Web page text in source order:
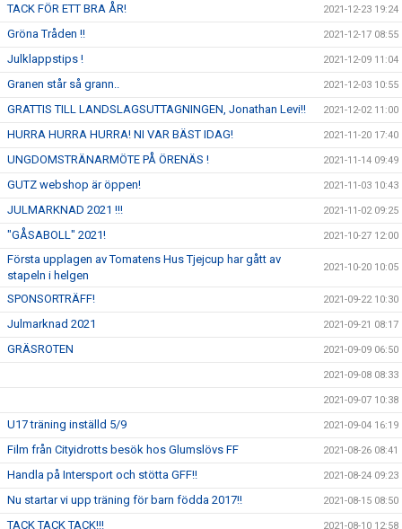
TACK FÖR ETT BRA ÅR! 2021-12-23 19:24
Gröna Tråden !! 2021-12-17 08:55
Julklappstips ! 2021-12-09 11:04
Granen står så grann.. 2021-12-03 10:55
GRATTIS TILL LANDSLAGSUTTAGNINGEN, Jonathan Levi!! 2021-12-02 11:00
HURRA HURRA HURRA! NI VAR BÄST IDAG! 2021-11-20 17:40
UNGDOMSTRÄNARMÖTE PÅ ÖRENÄS ! 2021-11-14 09:49
GUTZ webshop är öppen! 2021-11-03 10:43
JULMARKNAD 2021 !!! 2021-11-02 09:25
"GÅSABOLL" 2021! 2021-10-27 12:00
Första upplagen av Tomatens Hus Tjejcup har gått av
stapeln i helgen
2021-10-20 10:05
SPONSORTRÄFF! 2021-09-22 10:30
Julmarknad 2021 2021-09-21 08:17
GRÄSROTEN 2021-09-09 06:50
2021-09-08 08:33
2021-09-07 10:38
U17 träning inställd 5/9 2021-09-04 16:19
Film från Cityidrotts besök hos Glumslövs FF 2021-08-26 08:41
Handla på Intersport och stötta GFF!! 2021-08-24 09:23
Nu startar vi upp träning för barn födda 2017!! 2021-08-15 08:50
TACK TACK TACK!!! 2021-08-10 12:58